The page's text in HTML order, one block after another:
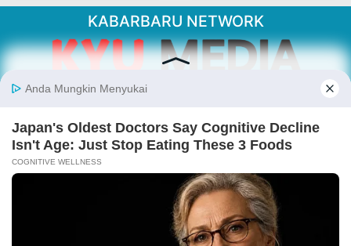
KABARBARU NETWORK
Kabarbaru.co menyajikan berita aktual dan
inspiratif dari sudut pandang berbaik sangka
serta terverifikasi dari sumber yang tepat.
Follow Kabarbaru